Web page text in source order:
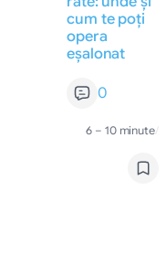
cum te poți
opera
eșalonat
0
6 – 10 minute/